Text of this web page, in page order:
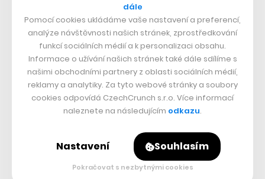
Přejít do diskuze
Týden
Kam se hrabou české komedie.
dále
Pomocí cookies ukládáme vaše nastavení a preferencí,
analýze návštěvnosti našich stránek, zprostředkování
funkcí sociálních médií a k personalizaci obsahu.
Informace o užívání našich stránek také dále sdílíme s
našimi obchodními partnery z oblasti sociálních médií,
reklamy a analytiky. Za tyto webové stránky a soubory
cookies odpovídá CzechCrunch s.r.o. Více informací
naleznete na následujícím odkazu.
Nastavení Souhlasím
Pokračovat s nezbytnými cookies